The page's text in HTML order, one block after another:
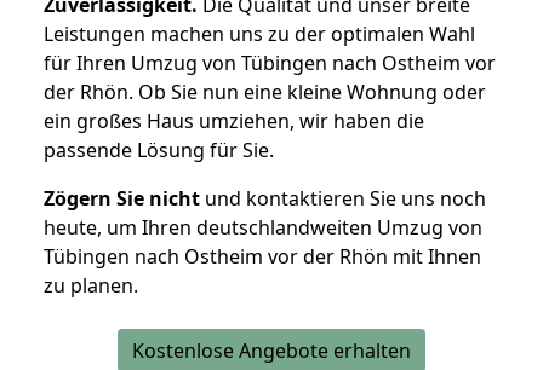
Leistungen machen uns zu der optimalen Wahl
für Ihren Umzug von Tübingen nach Ostheim vor
der Rhön. Ob Sie nun eine kleine Wohnung oder
ein großes Haus umziehen, wir haben die
passende Lösung für Sie.
Zögern Sie nicht und kontaktieren Sie uns noch
heute, um Ihren deutschlandweiten Umzug von
Tübingen nach Ostheim vor der Rhön mit Ihnen
zu planen.
Kostenlose Angebote erhalten